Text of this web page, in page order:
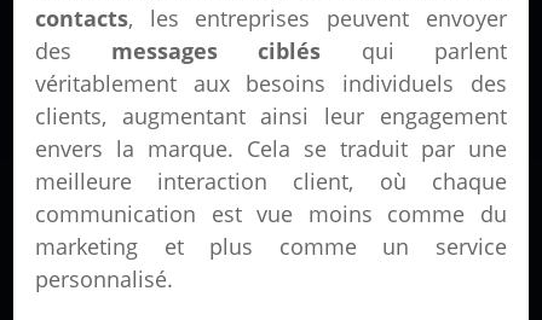
contacts, les entreprises peuvent envoyer
des messages ciblés qui parlent
véritablement aux besoins individuels des
clients, augmentant ainsi leur engagement
envers la marque. Cela se traduit par une
meilleure interaction client, où chaque
communication est vue moins comme du
marketing et plus comme un service
personnalisé.